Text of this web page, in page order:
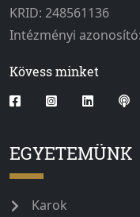
KRID: 248561136
Intézményi
Kövess minket
EGYETEMÜNK
Karok